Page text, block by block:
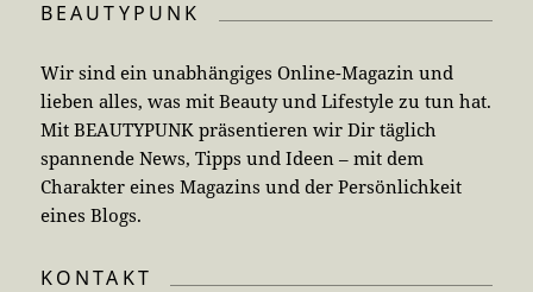
BEAUTYPUNK
Wir sind ein unabhängiges Online-Magazin und
lieben alles, was mit Beauty und Lifestyle zu tun hat.
Mit BEAUTYPUNK präsentieren wir Dir täglich
spannende News, Tipps und Ideen – mit dem
Charakter eines Magazins und der Persönlichkeit
eines Blogs.
KONTAKT